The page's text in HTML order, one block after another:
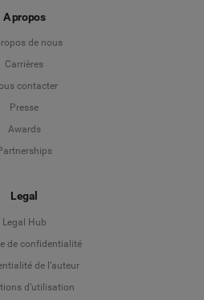
A propos
de nous
Carrières
contacter
Presse
Awards
Legal
Legal Hub
de confidentialité
de l’auteur
d’utilisation